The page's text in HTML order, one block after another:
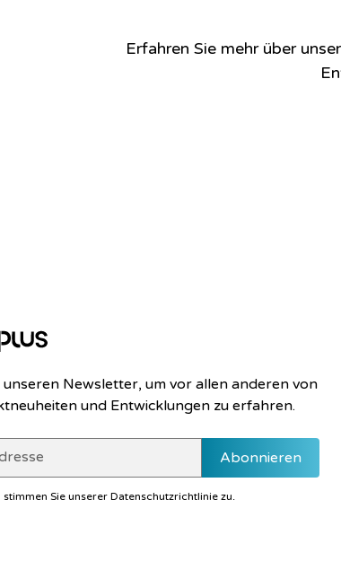
Erfahren Sie mehr über
Newsletter, um vor allen anderen von
und Entwicklungen zu erfahren.
Sie unsererDatenschutzrichtlinie zu.